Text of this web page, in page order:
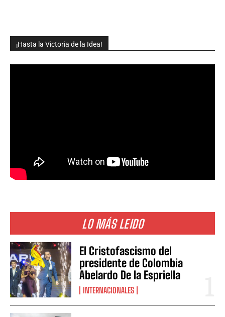
¡Hasta la Victoria de la Idea!
LO MÁS LEIDO
El Cristofascismo del
presidente de Colombia
Abelardo De la Espriella
INTERNACIONALES